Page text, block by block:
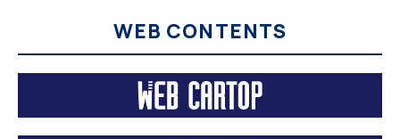
WEB CONTENTS